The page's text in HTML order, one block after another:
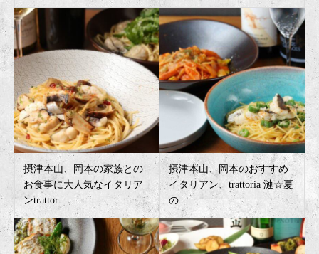
摂津本山、岡本の家族との
お食事に大人気なイタリア
ンtrattor...
摂津本山、岡本のおすすめ
イタリアン、trattoria 漣☆夏
の...